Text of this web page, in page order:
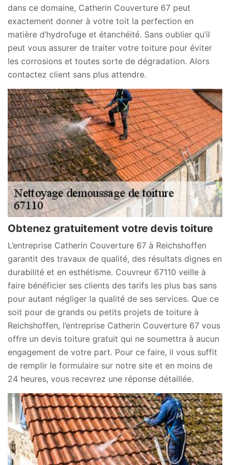
dans ce domaine, Catherin Couverture 67 peut
exactement donner à votre toit la perfection en
matière d’hydrofuge et étanchéité. Sans oublier qu’il
peut vous assurer de traiter votre toiture pour éviter
les corrosions et toutes sorte de dégradation. Alors
contactez client sans plus attendre.
Obtenez gratuitement votre devis toiture
L’entreprise Catherin Couverture 67 à Reichshoffen
garantit des travaux de qualité, des résultats dignes en
durabilité et en esthétisme. Couvreur 67110 veille à
faire bénéficier ses clients des tarifs les plus bas sans
pour autant négliger la qualité de ses services. Que ce
soit pour de grands ou petits projets de toiture à
Reichshoffen, l’entreprise Catherin Couverture 67 vous
offre un devis toiture gratuit qui ne soumettra à aucun
engagement de votre part. Pour ce faire, il vous suffit
de remplir le formulaire sur notre site et en moins de
24 heures, vous recevrez une réponse détaillée.